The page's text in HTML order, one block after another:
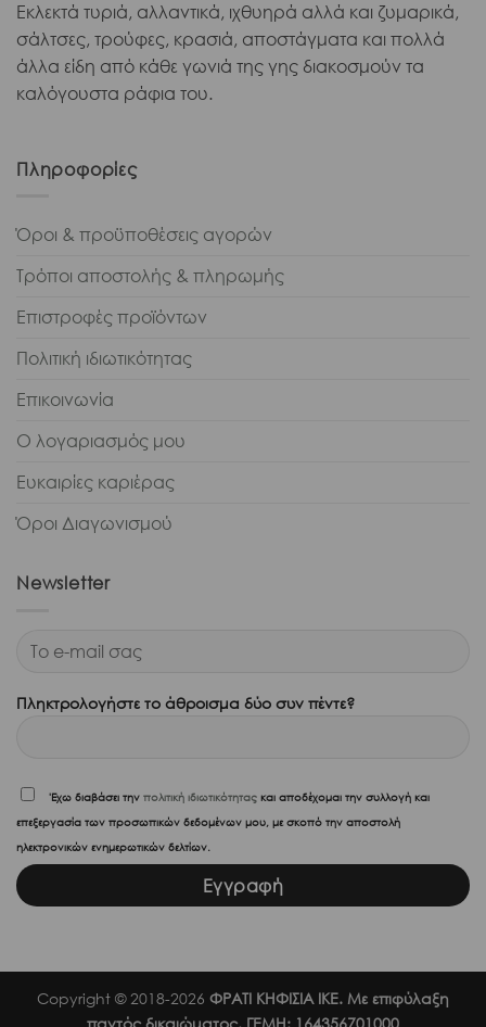
Εκλεκτά τυριά, αλλαντικά, ιχθυηρά αλλά και ζυμαρικά,
σάλτσες, τρούφες, κρασιά, αποστάγματα και πολλά
άλλα είδη από κάθε γωνιά της γης διακοσμούν τα
καλόγουστα ράφια του.
Πληροφορίες
Όροι & προϋποθέσεις αγορών
Τρόποι αποστολής & πληρωμής
Επιστροφές προϊόντων
Πολιτική ιδιωτικότητας
Επικοινωνία
Ο λογαριασμός μου
Ευκαιρίες καριέρας
Όροι Διαγωνισμού
Newsletter
Πληκτρολογήστε το άθροισμα δύο συν πέντε?
'Εχω διαβάσει την πολιτική ιδιωτικότητας και αποδέχομαι την συλλογή και
επεξεργασία των προσωπικών δεδομένων μου, με σκοπό την αποστολή
ηλεκτρονικών ενημερωτικών δελτίων.
Copyright © 2018-2026 ΦΡΑΤΙ ΚΗΦΙΣΙΑ ΙΚΕ. Με επιφύλαξη